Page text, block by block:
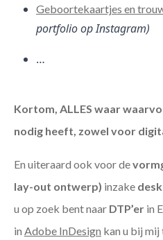
Geboortekaartjes en
portfolio op Instagram)
…
Kortom, ALLES waar
nodig heeft, zowel voor
En uiteraard ook voor de
lay-out ontwerp) inzake
u op zoek bent naar DTP’er in
in Adobe InDesign kan u bij mij